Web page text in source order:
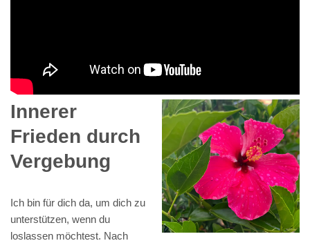
Innerer
Frieden durch
Vergebung
Ich bin für dich da, um dich zu
unterstützen, wenn du
loslassen möchtest. Nach